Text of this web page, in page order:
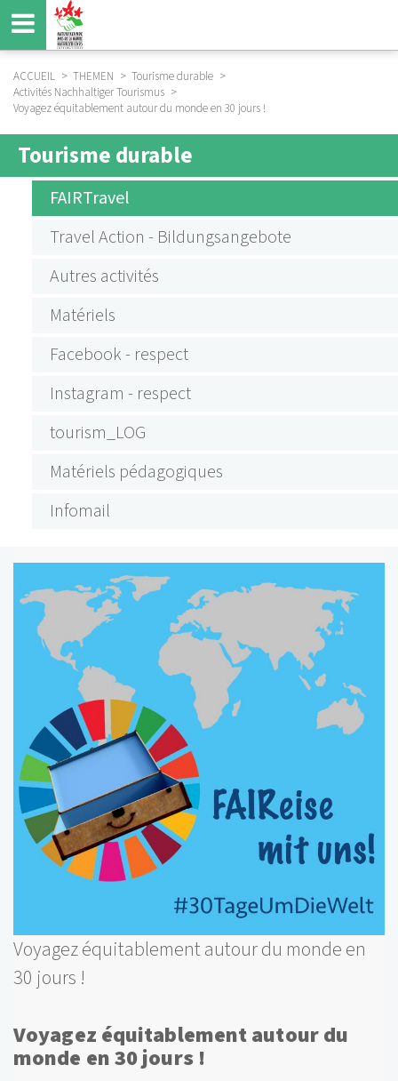
Aller
au
contenu
principal
FIL
D'ARIANE
ACCUEIL THEMEN
Tourisme durable
Activités Nachhaltiger Tourismus
Voyagez équitablement autour du monde en 30 jours !
SUBMENU
AKTIVITÄTEN
NACHHALTIGER
TOURISMUS
Tourisme durable
FAIRTravel
Travel Action - Bildungsangebote
Autres activités
Matériels
Facebook - respect
Instagram - respect
tourism_LOG
Matériels pédagogiques
Infomail
Voyagez équitablement autour du monde en
30 jours !
Voyagez équitablement autour du
monde en 30 jours !